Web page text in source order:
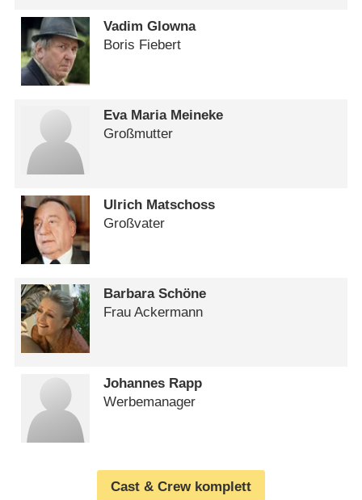
Vadim Glowna
Boris Fiebert
Eva Maria Meineke
Großmutter
Ulrich Matschoss
Großvater
Barbara Schöne
Frau Ackermann
Johannes Rapp
Werbemanager
Cast & Crew komplett